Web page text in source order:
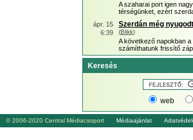
A szaharai port igen
térségünket, ezért
ápr. 15
6:39
Szerdán még
(Blikk)
A következő napokban
számíthatunk frissítő
Keresés
web
© 2006-2020 Central Médiacsoport Médiaajánlat